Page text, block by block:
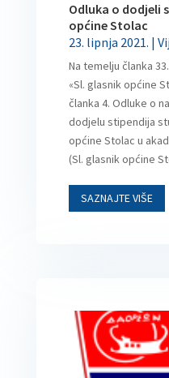
Odluka o dodjeli
općine Stolac
23. lipnja 2021. |
Na temelju članka
«Sl. glasnik općine
članka 4. Odluke o
dodjelu stipendija
općine Stolac u
(Sl. glasnik općine
SAZNAJTE VIŠE